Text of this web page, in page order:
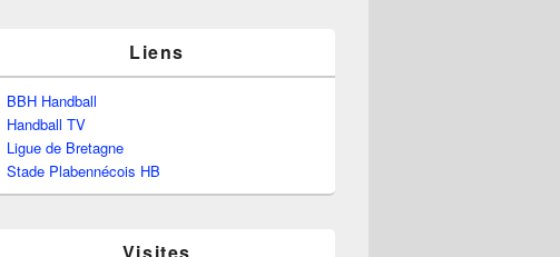
Liens
BBH Handball
Handball TV
Ligue de Bretagne
Stade Plabennécois HB
Visites